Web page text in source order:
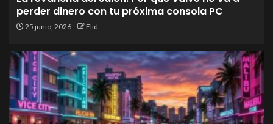
perder dinero con tu próxima consola PC
25 junio, 2026 Elid